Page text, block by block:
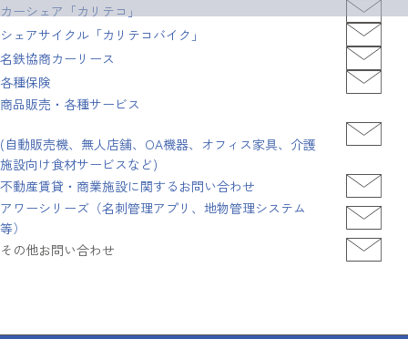
カーシェア「カリテコ」
シェアサイクル「カリテコバイク」
名鉄協商カーリース
各種保険
商品販売・各種サービス
(自動販売機、無人店舗、OA機器、オフィス家具、介護
施設向け食材サービスなど)
不動産賃貸・商業施設に関するお問い合わせ
アワーシリーズ（名刺管理アプリ、地物管理システム
等）
その他お問い合わせ